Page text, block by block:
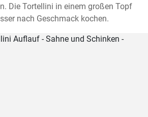
Die Tortellini in einem großen Topf
nach Geschmack kochen.